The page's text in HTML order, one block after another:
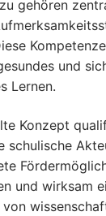
gehören
und
Lernen.
Konzept
schulische
und wirksam